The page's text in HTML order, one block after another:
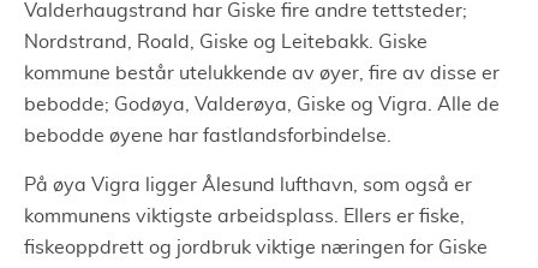
Valderhaugstrand har Giske fire andre tettsteder;
Nordstrand, Roald, Giske og Leitebakk. Giske
kommune består utelukkende av øyer, fire av disse er
bebodde; Godøya, Valderøya, Giske og Vigra. Alle de
bebodde øyene har fastlandsforbindelse.
På øya Vigra ligger Ålesund lufthavn, som også er
kommunens viktigste arbeidsplass. Ellers er fiske,
fiskeoppdrett og jordbruk viktige næringen for Giske